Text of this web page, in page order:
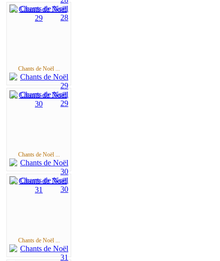
Chants de Noël ...
Chants de Noël ...
Chants de Noël ...